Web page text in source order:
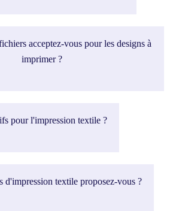
acceptez-vous pour les designs à
imprimer ?
pour l'impression textile ?
d'impression textile proposez-vous ?